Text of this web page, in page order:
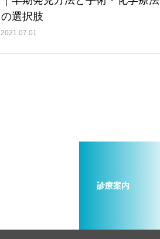
の選択肢
2021.07.01
診療案内